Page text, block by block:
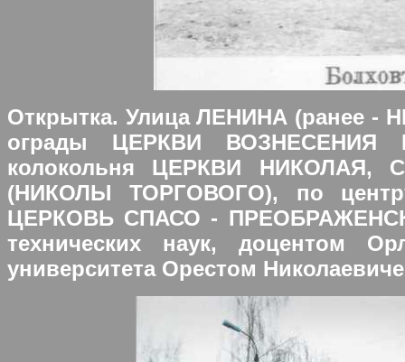
Открытка. Улица ЛЕНИНА (ранее -
ограды ЦЕРКВИ ВОЗНЕСЕНИЯ
колокольня ЦЕРКВИ НИКОЛАЯ,
(НИКОЛЫ ТОРГОВОГО), по
ЦЕРКОВЬ СПАСО -
технических наук, доцентом
университета Орестом